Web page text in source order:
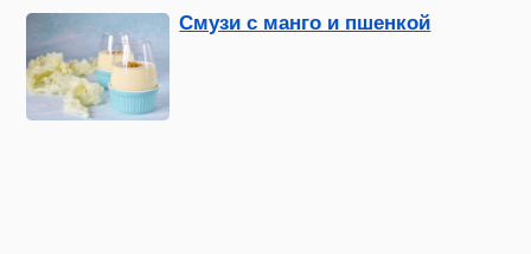
Смузи с манго и пшенкой